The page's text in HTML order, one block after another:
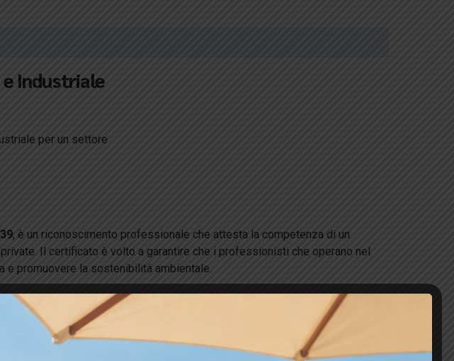
Industriale
per un settore
, è un riconoscimento professionale che attesta la competenza di un
Il certificato è volto a garantire che i professionisti che operano nel
e promuovere la sostenibilità ambientale.
accedendo a nuove opportunità di lavoro in ambito industriale,